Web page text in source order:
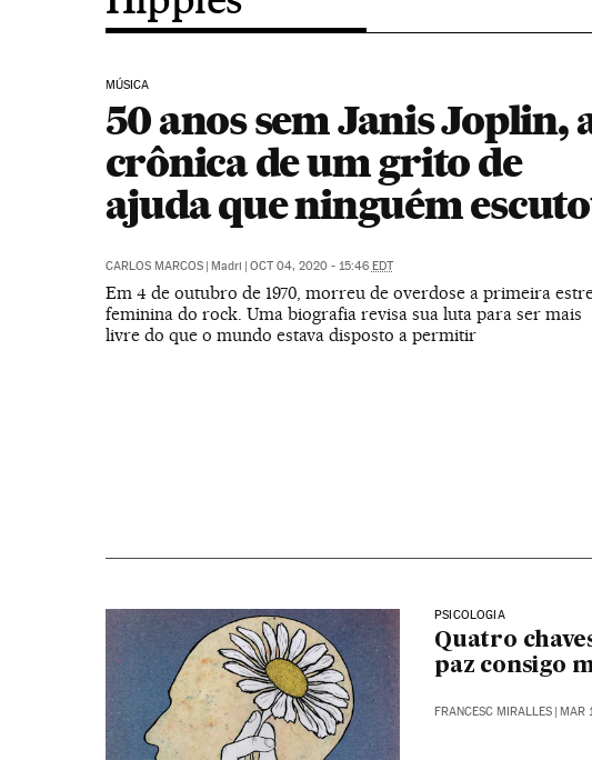
MÚSICA
50 anos sem Janis Joplin,
crônica de um grito de
ajuda que ninguém
CARLOS MARCOS | Madri | OCT 04, 2020 - 15:46 EDT
Em 4 de outubro de 1970, morreu de overdose a primeira
feminina do rock. Uma biografia revisa sua luta para ser mais
livre do que o mundo estava disposto a permitir
PSICOLOGIA
Quatro
paz consigo
FRANCESC MIRALLES | MAR